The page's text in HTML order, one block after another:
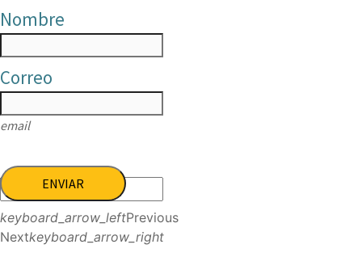
Nombre
Correo
email
ENVIAR
keyboard_arrow_leftPrevious
Nextkeyboard_arrow_right